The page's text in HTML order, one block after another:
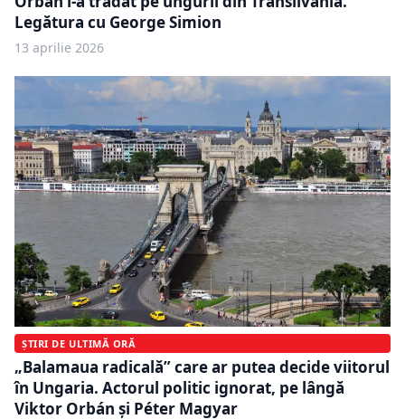
Legătura cu George Simion
13 aprilie 2026
ȘTIRI DE ULTIMĂ ORĂ
„Balamaua radicală” care ar putea decide viitorul
în Ungaria. Actorul politic ignorat, pe lângă
Viktor Orbán și Péter Magyar